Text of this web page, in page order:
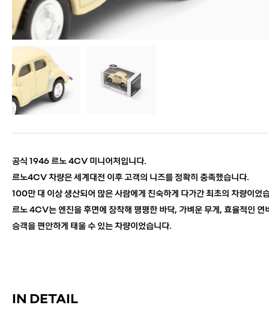
공식 1946 르노 4CV 미니어처입니다.
르노4CV 차량은 세계대전 이후 고객의 니즈를 정확히 충족했습니다.
100만 대 이상 생산되어 많은 사람에게 친숙하게 다가간 최초의 차량이었
르노 4CV는 엔진을 후면에 장착해 평평한 바닥, 가벼운 무게, 효율적인 연
승객을 편안하게 태울 수 있는 차량이었습니다.
IN DETAIL